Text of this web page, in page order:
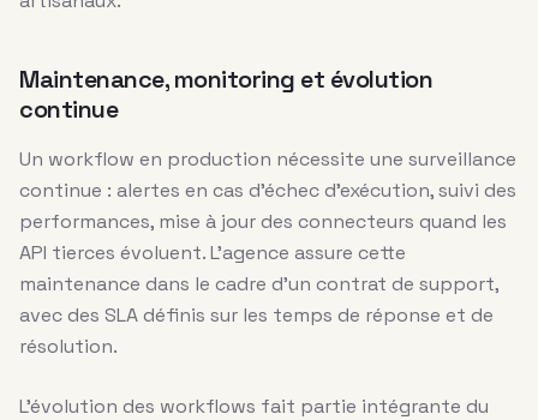
Maintenance, monitoring et évolution
continue
Un workflow en production nécessite une surveillance
continue : alertes en cas d’échec d’exécution, suivi des
performances, mise à jour des connecteurs quand les
API tierces évoluent. L’agence assure cette
maintenance dans le cadre d’un contrat de support,
avec des SLA définis sur les temps de réponse et de
résolution.
L’évolution des workflows fait partie intégrante du